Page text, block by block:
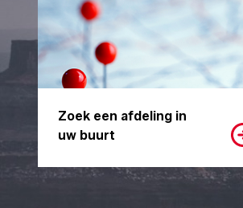
Zoek een afdeling in
uw buurt